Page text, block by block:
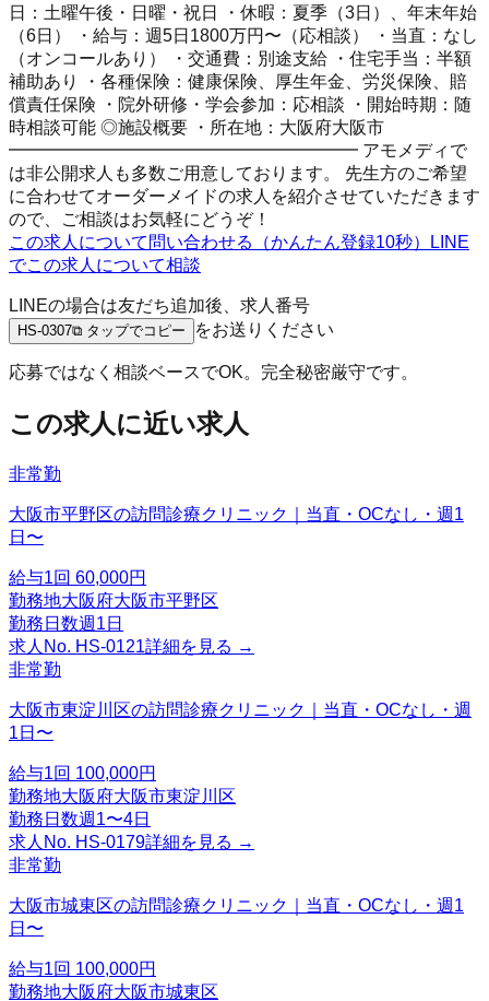
日：土曜午後・日曜・祝日 ・休暇：夏季（3日）、年末年始
（6日） ・給与：週5日1800万円〜（応相談） ・当直：なし
（オンコールあり） ・交通費：別途支給 ・住宅手当：半額
補助あり ・各種保険：健康保険、厚生年金、労災保険、賠
償責任保険 ・院外研修・学会参加：応相談 ・開始時期：随
時相談可能 ◎施設概要 ・所在地：大阪府大阪市
━━━━━━━━━━━━━━━━━━━━ アモメディで
は非公開求人も多数ご用意しております。 先生方のご希望
に合わせてオーダーメイドの求人を紹介させていただきます
ので、ご相談はお気軽にどうぞ！
この求人について問い合わせる（かんたん登録10秒）
LINE
でこの求人について相談
LINEの場合は友だち追加後、求人番号
HS-0307⧉ タップでコピー をお送りください
応募ではなく相談ベースでOK。完全秘密厳守です。
この求人に近い求人
非常勤
大阪市平野区の訪問診療クリニック｜当直・OCなし・週1
日〜
給与1回 60,000円
勤務地大阪府大阪市平野区
勤務日数週1日
求人No. HS-0121詳細を見る →
非常勤
大阪市東淀川区の訪問診療クリニック｜当直・OCなし・週
1日〜
給与1回 100,000円
勤務地大阪府大阪市東淀川区
勤務日数週1〜4日
求人No. HS-0179詳細を見る →
非常勤
大阪市城東区の訪問診療クリニック｜当直・OCなし・週1
日〜
給与1回 100,000円
勤務地大阪府大阪市城東区